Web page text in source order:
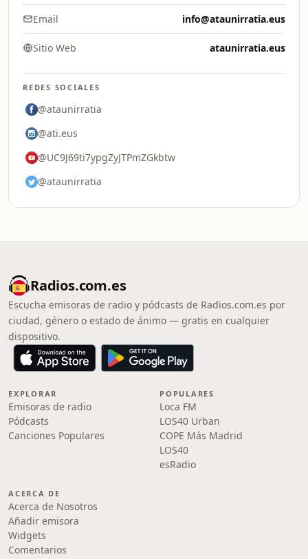
Email info@ataunirratia.eus
Sitio Web ataunirratia.eus
REDES SOCIALES
@ataunirratia
@ati.eus
@UC9J69ti7ypgZyJTPmZGkbtw
@ataunirratia
Radios.com.es
Escucha emisoras de radio y pódcasts de Radios.com.es por
ciudad, género o estado de ánimo — gratis en cualquier
dispositivo.
EXPLORAR
Emisoras de radio
Pódcasts
Canciones Populares
POPULARES
Loca FM
LOS40 Urban
COPE Más Madrid
LOS40
esRadio
ACERCA DE
Acerca de Nosotros
Añadir emisora
Widgets
Comentarios